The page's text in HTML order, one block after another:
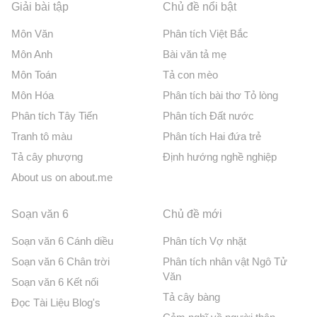
Giải bài tập
Môn Văn
Môn Anh
Môn Toán
Môn Hóa
Phân tích Tây Tiến
Tranh tô màu
Tả cây phượng
About us on about.me
Chủ đề nổi bật
Phân tích Việt Bắc
Bài văn tả mẹ
Tả con mèo
Phân tích bài thơ Tỏ lòng
Phân tích Đất nước
Phân tích Hai đứa trẻ
Định hướng nghề nghiệp
Soạn văn 6
Soạn văn 6 Cánh diều
Soạn văn 6 Chân trời
Soạn văn 6 Kết nối
Đọc Tài Liệu Blog's
Chủ đề mới
Phân tích Vợ nhặt
Phân tích nhân vật Ngô Tử
Văn
Tả cây bàng